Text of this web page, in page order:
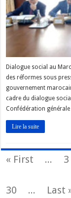
Dialogue social au
des réformes sous
gouvernement
cadre du dialogue
Confédération
Lire la suite
« First ... 3
30
... Last